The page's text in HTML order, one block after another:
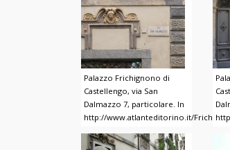
Palazzo Frichignono di
Castellengo, via San
Dalmazzo 7, particolare. In
http://www.atlanteditorino.it/